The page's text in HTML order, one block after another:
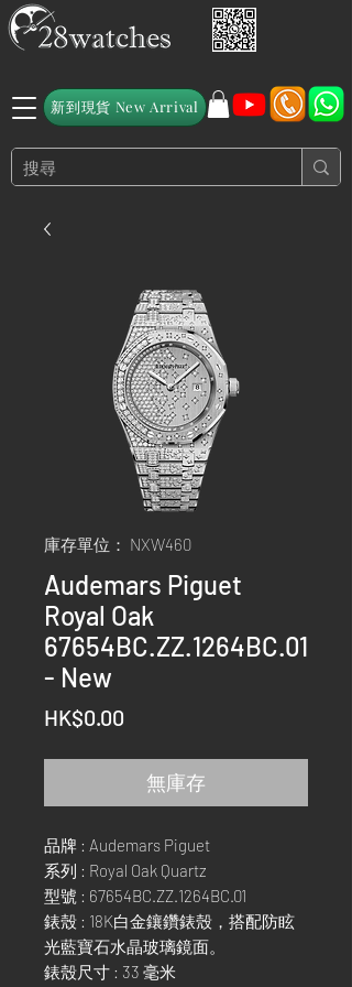
新到現貨 New Arrival
庫存單位： NXW460
Audemars Piguet
Royal Oak
67654BC.ZZ.1264BC.01
- New
HK$0.00
無庫存
品牌 : Audemars Piguet
系列 : Royal Oak Quartz
型號 : 67654BC.ZZ.1264BC.01
錶殼 : 18K白金鑲鑽錶殼，搭配防眩
光藍寶石水晶玻璃鏡面。
錶殼尺寸 : 33 毫米